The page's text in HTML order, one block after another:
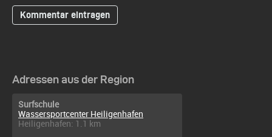
Adressen aus der Region
Surfschule
Wassersportcenter Heiligenhafen
Heiligenhafen: 1.1 km